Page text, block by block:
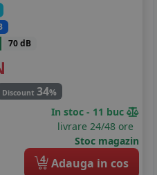
70 dB
Discount 34%
In stoc - 11 buc
livrare 24/48 ore
Stoc magazin
4 Adauga in cos